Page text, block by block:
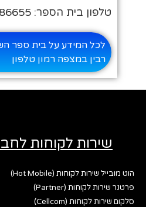
טלפון בית הספר: 08-6586655
לכל המידע על בית ספר
רבין במצפה רמון טלפון
שירות לקוחות
הוט מובייל שירות לקוחות (Hot Mobile)
פרטנר שירות לקוחות (Partner)
סלקום שירות לקוחות (Cellcom)